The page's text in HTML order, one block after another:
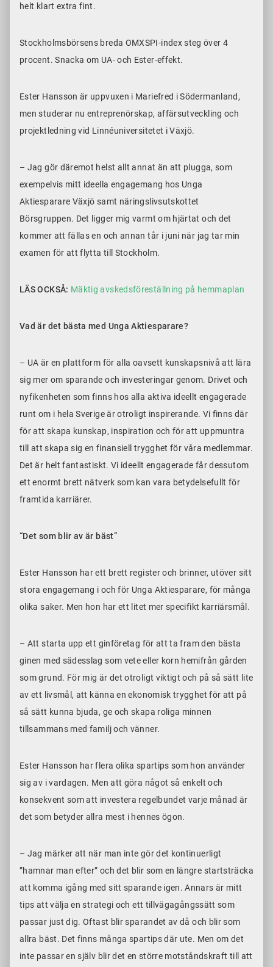
helt klart extra fint.
Stockholmsbörsens breda OMXSPI-index steg över 4
procent. Snacka om UA- och Ester-effekt.
Ester Hansson är uppvuxen i Mariefred i Södermanland,
men studerar nu entreprenörskap, affärsutveckling och
projektledning vid Linnéuniversitetet i Växjö.
– Jag gör däremot helst allt annat än att plugga, som
exempelvis mitt ideella engagemang hos Unga
Aktiesparare Växjö samt näringslivsutskottet
Börsgruppen. Det ligger mig varmt om hjärtat och det
kommer att fällas en och annan tår i juni när jag tar min
examen för att flytta till Stockholm.
LÄS OCKSÅ: Mäktig avskedsföreställning på hemmaplan
Vad är det bästa med Unga Aktiesparare?
– UA är en plattform för alla oavsett kunskapsnivå att lära
sig mer om sparande och investeringar genom. Drivet och
nyfikenheten som finns hos alla aktiva ideellt engagerade
runt om i hela Sverige är otroligt inspirerande. Vi finns där
för att skapa kunskap, inspiration och för att uppmuntra
till att skapa sig en finansiell trygghet för våra medlemmar.
Det är helt fantastiskt. Vi ideellt engagerade får dessutom
ett enormt brett nätverk som kan vara betydelsefullt för
framtida karriärer.
“Det som blir av är bäst”
Ester Hansson har ett brett register och brinner, utöver sitt
stora engagemang i och för Unga Aktiesparare, för många
olika saker. Men hon har ett litet mer specifikt karriärsmål.
– Att starta upp ett ginföretag för att ta fram den bästa
ginen med sädesslag som vete eller korn hemifrån gården
som grund. För mig är det otroligt viktigt och på så sätt lite
av ett livsmål, att känna en ekonomisk trygghet för att på
så sätt kunna bjuda, ge och skapa roliga minnen
tillsammans med familj och vänner.
Ester Hansson har flera olika spartips som hon använder
sig av i vardagen. Men att göra något så enkelt och
konsekvent som att investera regelbundet varje månad är
det som betyder allra mest i hennes ögon.
– Jag märker att när man inte gör det kontinuerligt
”hamnar man efter” och det blir som en längre startsträcka
att komma igång med sitt sparande igen. Annars är mitt
tips att välja en strategi och ett tillvägagångssätt som
passar just dig. Oftast blir sparandet av då och blir som
allra bäst. Det finns många spartips där ute. Men om det
inte passar en själv blir det en större motståndskraft till att